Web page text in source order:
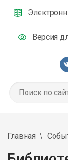
Версия
Главная